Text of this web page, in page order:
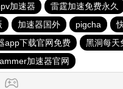
加速器 雷霆加速免费永久
加速器国外 pigcha
app下载官网免费 黑洞每天
加速器官网